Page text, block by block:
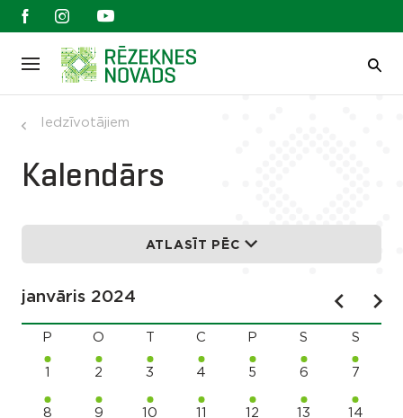
Iedzīvotājiem
Kalendārs
ATLASĪT PĒC
janvāris 2024
P O C P S S
1 2 3 4 5 6 7
8 9 10 11 12 13 14